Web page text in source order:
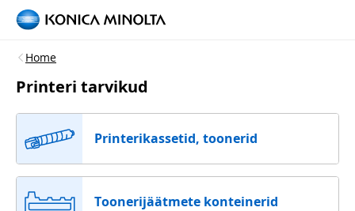
Home
Printeri tarvikud
Printerikassetid, toonerid
Toonerijäätmete konteinerid